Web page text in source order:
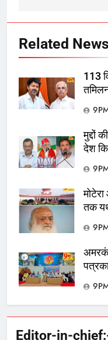
Related News
113
मुद्दों
देश
तक
Editor-in-